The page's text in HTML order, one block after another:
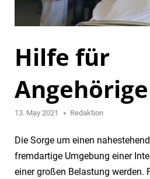
Hilfe für
13. May 2021 Redaktion
Die Sorge um einen
fremdartige Umgebung einer
einer großen Belastung werden.